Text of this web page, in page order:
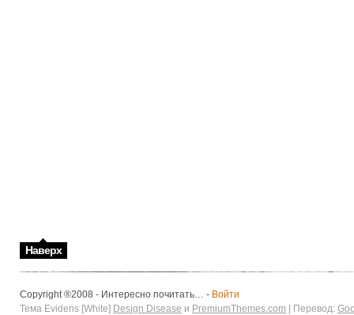
Наверх
Copyright ®2008 - Интересно почитать… - Войти
Тема Evidens [White] Design Disease и PremiumThemes.com | Перевод: